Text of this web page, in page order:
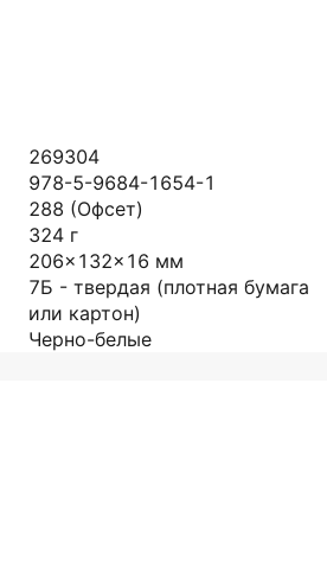
269304
978-5-9684-1654-1
288 (Офсет)
324 г
206x132x16 мм
7Б - твердая (плотная бумага
или картон)
Черно-белые